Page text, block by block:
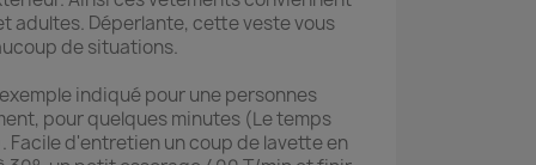
adultes. Déperlante, cette veste vous
de situations.
indiqué pour une personnes
pour quelques minutes (Le temps
Facile d'entretien un coup de lavette en